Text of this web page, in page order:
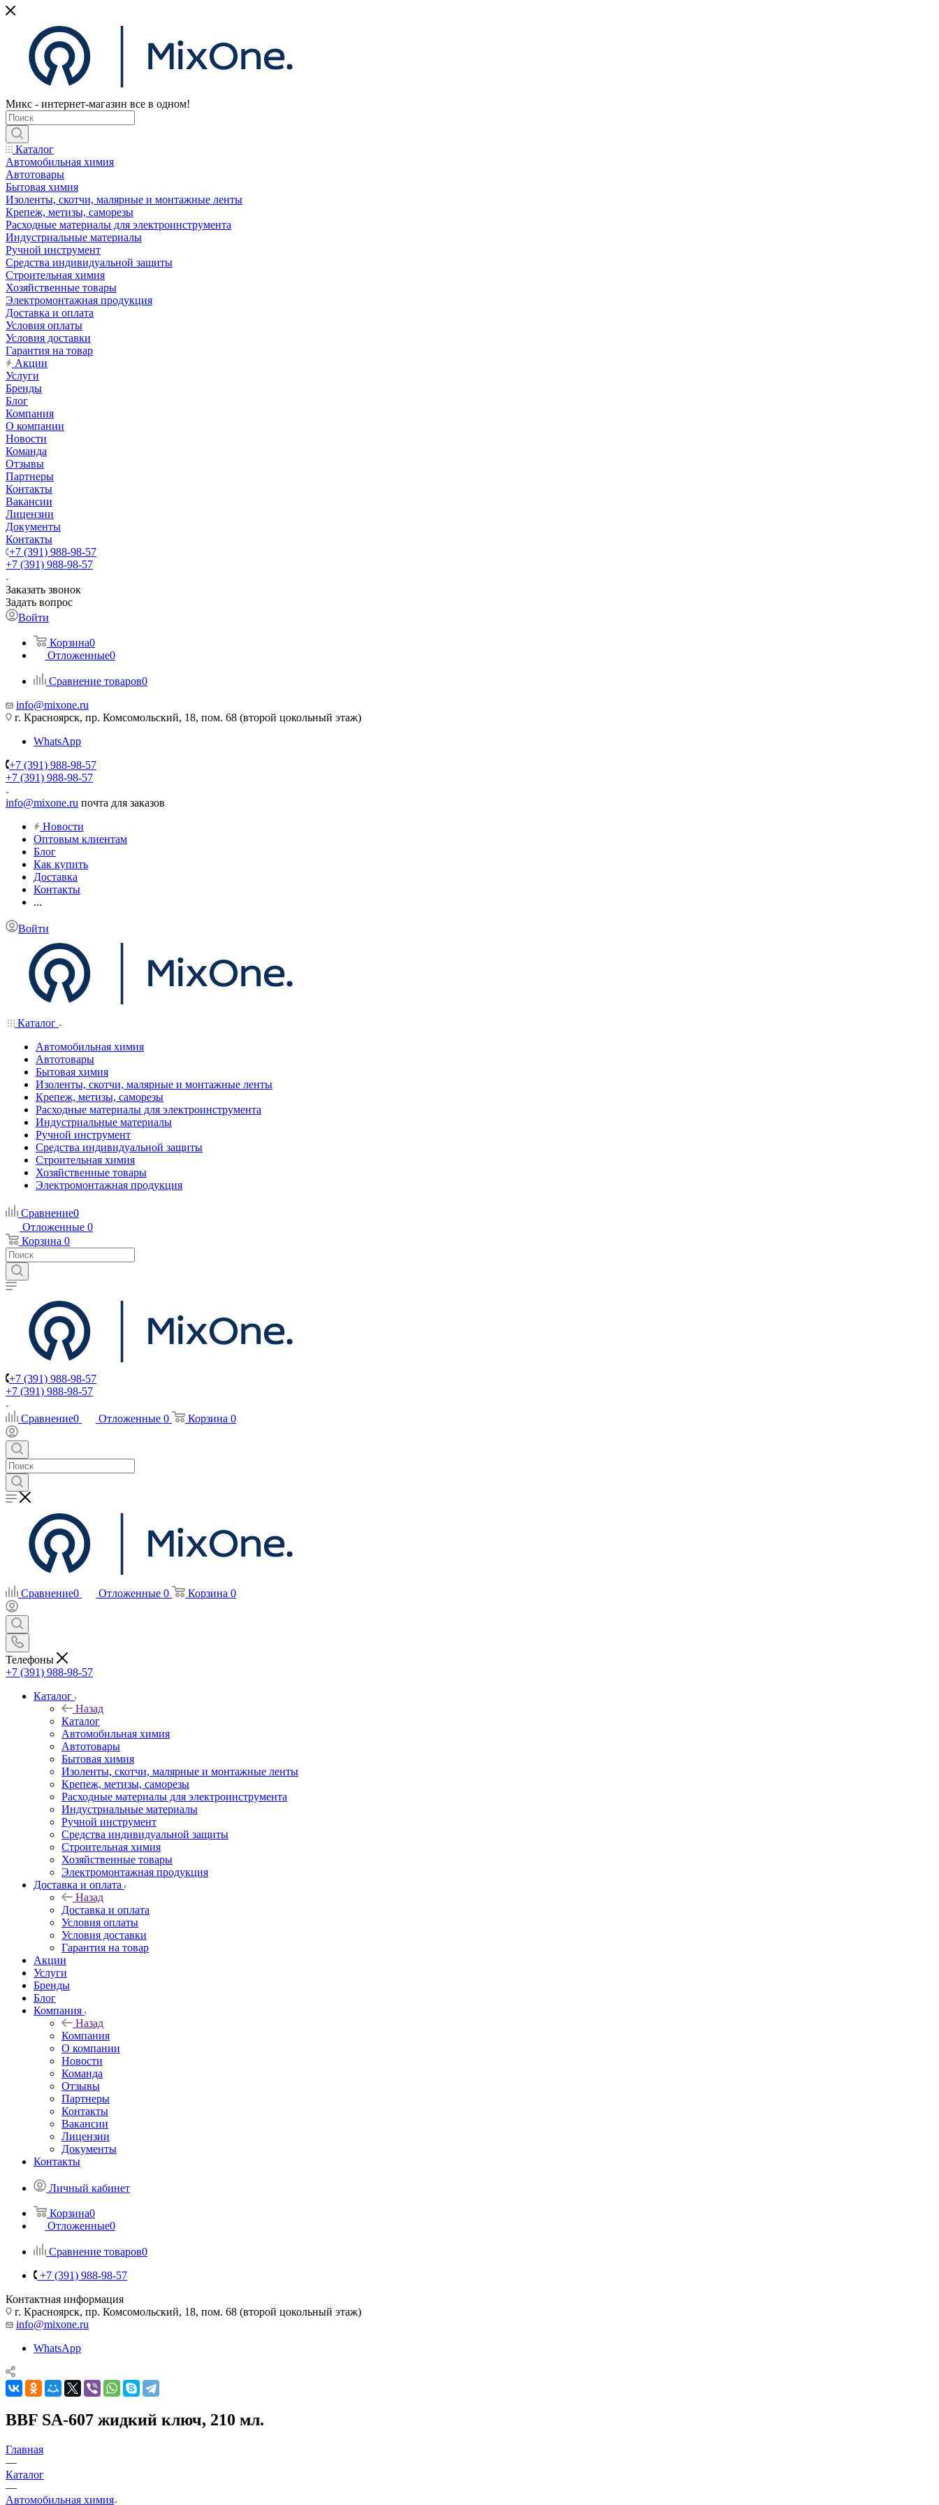
Микс - интернет-магазин все в одном!
Каталог
Автомобильная химия
Автотовары
Бытовая химия
Изоленты, скотчи, малярные и монтажные ленты
Крепеж, метизы, саморезы
Расходные материалы для электроинструмента
Индустриальные материалы
Ручной инструмент
Средства индивидуальной защиты
Строительная химия
Хозяйственные товары
Электромонтажная продукция
Доставка и оплата
Условия оплаты
Условия доставки
Гарантия на товар
Акции
Услуги
Бренды
Блог
Компания
О компании
Новости
Команда
Отзывы
Партнеры
Контакты
Вакансии
Лицензии
Документы
Контакты
+7 (391) 988-98-57
+7 (391) 988-98-57
Заказать звонок
Задать вопрос
Войти
Корзина0
Отложенные0
Сравнение товаров0
info@mixone.ru
г. Красноярск, пр. Комсомольский, 18, пом. 68 (второй цокольный этаж)
WhatsApp
+7 (391) 988-98-57
+7 (391) 988-98-57
info@mixone.ru почта для заказов
Новости
Оптовым клиентам
Блог
Как купить
Доставка
Контакты
...
Войти
Каталог
Автомобильная химия
Автотовары
Бытовая химия
Изоленты, скотчи, малярные и монтажные ленты
Крепеж, метизы, саморезы
Расходные материалы для электроинструмента
Индустриальные материалы
Ручной инструмент
Средства индивидуальной защиты
Строительная химия
Хозяйственные товары
Электромонтажная продукция
Сравнение0
Отложенные 0
Корзина 0
+7 (391) 988-98-57
+7 (391) 988-98-57
Сравнение0 Отложенные 0 Корзина 0
Сравнение0 Отложенные 0 Корзина 0
Телефоны
+7 (391) 988-98-57
Каталог
Назад
Каталог
Автомобильная химия
Автотовары
Бытовая химия
Изоленты, скотчи, малярные и монтажные ленты
Крепеж, метизы, саморезы
Расходные материалы для электроинструмента
Индустриальные материалы
Ручной инструмент
Средства индивидуальной защиты
Строительная химия
Хозяйственные товары
Электромонтажная продукция
Доставка и оплата
Назад
Доставка и оплата
Условия оплаты
Условия доставки
Гарантия на товар
Акции
Услуги
Бренды
Блог
Компания
Назад
Компания
О компании
Новости
Команда
Отзывы
Партнеры
Контакты
Вакансии
Лицензии
Документы
Контакты
Личный кабинет
Корзина0
Отложенные0
Сравнение товаров0
+7 (391) 988-98-57
Контактная информация
г. Красноярск, пр. Комсомольский, 18, пом. 68 (второй цокольный этаж)
info@mixone.ru
WhatsApp
BBF SA-607 жидкий ключ, 210 мл.
Главная
—
Каталог
—
Автомобильная химия